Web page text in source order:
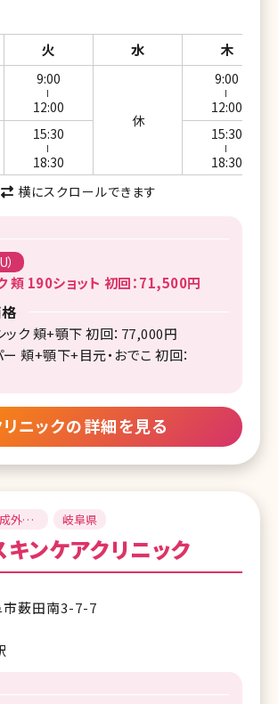
火 水 木
9:00
12:00
15:30
18:30
休
9:00
12:00
15:30
18:30
横にスクロールできます
頬 190ショット 初回：71,500円
ック 頬+顎下 初回：77,000円
頬+顎下+目元・おでこ 初回：
リニックの詳細を見る
外
岐阜県
キンケアクリニック
市薮田南3-7-7